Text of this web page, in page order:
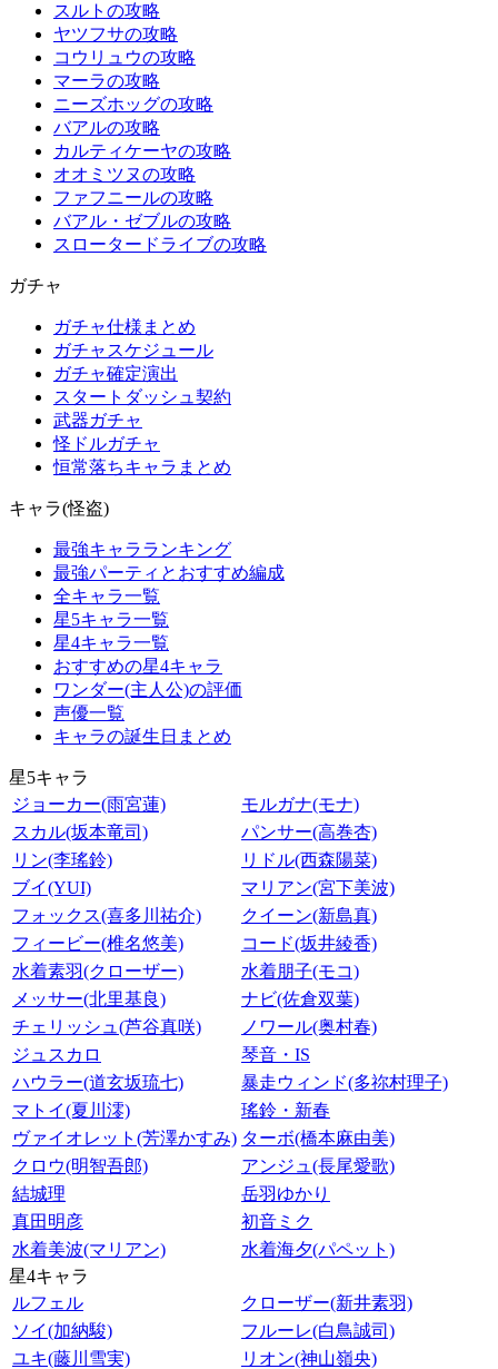
スルトの攻略
ヤツフサの攻略
コウリュウの攻略
マーラの攻略
ニーズホッグの攻略
バアルの攻略
カルティケーヤの攻略
オオミツヌの攻略
ファフニールの攻略
バアル・ゼブルの攻略
スロータードライブの攻略
ガチャ
ガチャ仕様まとめ
ガチャスケジュール
ガチャ確定演出
スタートダッシュ契約
武器ガチャ
怪ドルガチャ
恒常落ちキャラまとめ
キャラ(怪盗)
最強キャラランキング
最強パーティとおすすめ編成
全キャラ一覧
星5キャラ一覧
星4キャラ一覧
おすすめの星4キャラ
ワンダー(主人公)の評価
声優一覧
キャラの誕生日まとめ
星5キャラ
ジョーカー(雨宮蓮)
モルガナ(モナ)
スカル(坂本竜司)
パンサー(高巻杏)
リン(李瑤鈴)
リドル(西森陽菜)
ブイ(YUI)
マリアン(宮下美波)
フォックス(喜多川祐介)
クイーン(新島真)
フィービー(椎名悠美)
コード(坂井綾香)
水着素羽(クローザー)
水着朋子(モコ)
メッサー(北里基良)
ナビ(佐倉双葉)
チェリッシュ(芦谷真咲)
ノワール(奥村春)
ジュスカロ
琴音・IS
ハウラー(道玄坂琉七)
暴走ウィンド(多祢村理子)
マトイ(夏川澪)
瑤鈴・新春
ヴァイオレット(芳澤かすみ) ターボ(橋本麻由美)
クロウ(明智吾郎)
アンジュ(長尾愛歌)
結城理
岳羽ゆかり
真田明彦
初音ミク
水着美波(マリアン)
水着海夕(パペット)
星4キャラ
ルフェル
クローザー(新井素羽)
ソイ(加納駿)
フルーレ(白鳥誠司)
ユキ(藤川雪実)
リオン(神山嶺央)